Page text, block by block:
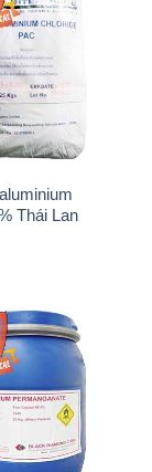
Thái Lan